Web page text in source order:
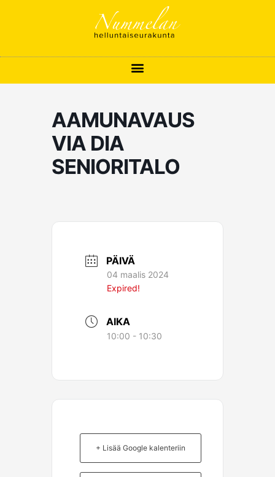
AAMUNAVAUS
VIA DIA
SENIORITALO
PÄIVÄ
04 maalis 2024
Expired!
AIKA
10:00 - 10:30
+ Lisää Google kalenteriin